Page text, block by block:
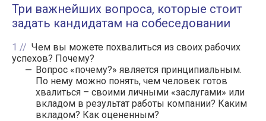
Три важнейших вопроса, которые стоит
задать кандидатам на собеседовании
1
Чем вы можете похвалиться из своих рабочих
успехов? Почему?
Вопрос «почему?» является принципиальным.
По нему можно понять, чем человек готов
хвалиться – своими личными «заслугами» или
вкладом в результат работы компании? Каким
вкладом? Как оцененным?